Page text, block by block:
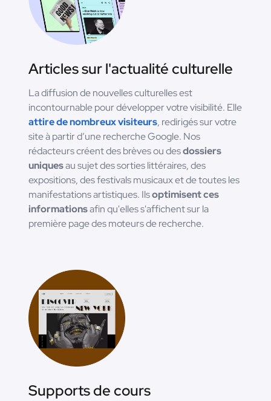
Articles sur l'actualité culturelle
La diffusion de nouvelles culturelles est
incontournable pour développer votre visibilité. Elle
attire de nombreux visiteurs, redirigés sur votre
site à partir d’une recherche Google. Nos
rédacteurs créent des brèves ou desdossiers
uniquesau sujet des sorties littéraires, des
expositions, des festivals musicaux et de toutes les
manifestations artistiques. Ilsoptimisent ces
informationsafin qu'elles s'affichent sur la
première page des moteurs de recherche.
Supports de cours